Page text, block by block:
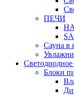
ПЕЧИ
Сауна в
Блоки